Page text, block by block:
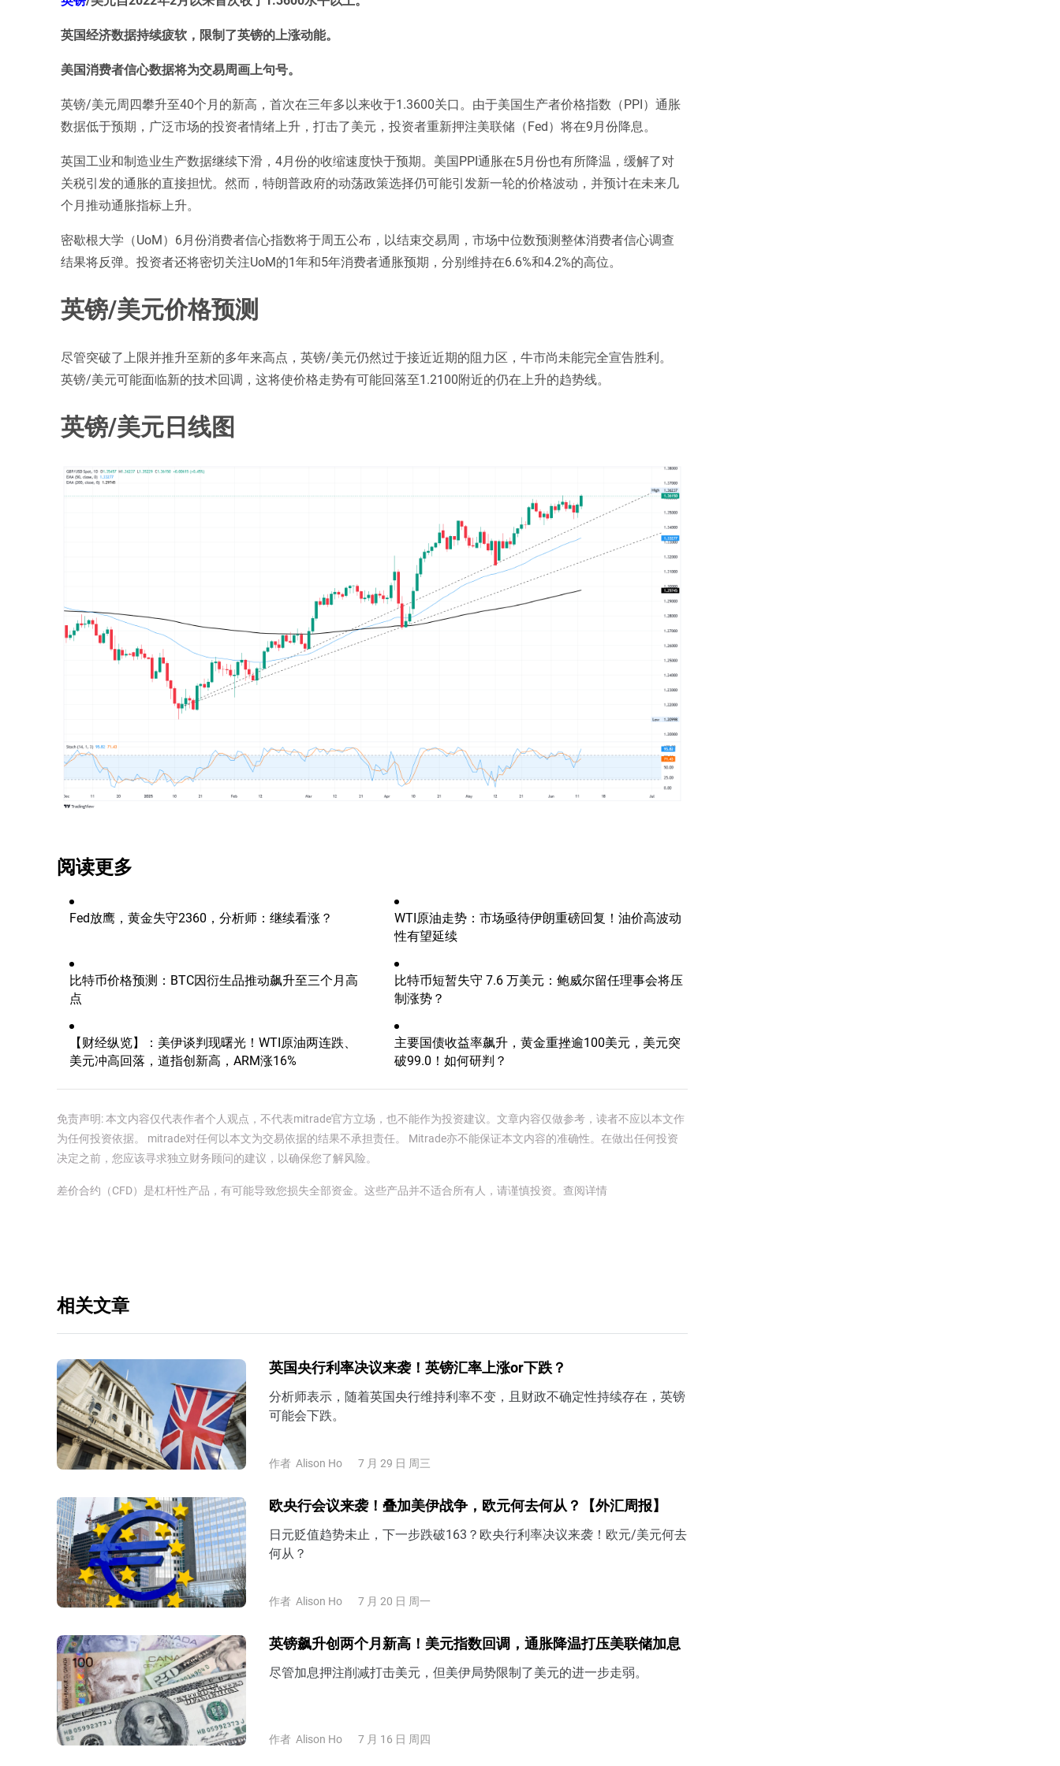
英国经济数据持续疲软，限制了英镑的上涨动能。
美国消费者信心数据将为交易周画上句号。
英镑/美元周四攀升至40个月的新高，首次在三年多以来收于1.3600关口。由于美国生产者价格指数（PPI）通胀
数据低于预期，广泛市场的投资者情绪上升，打击了美元，投资者重新押注美联储（Fed）将在9月份降息。
英国工业和制造业生产数据继续下滑，4月份的收缩速度快于预期。美国PPI通胀在5月份也有所降温，缓解了对
关税引发的通胀的直接担忧。然而，特朗普政府的动荡政策选择仍可能引发新一轮的价格波动，并预计在未来几
个月推动通胀指标上升。
密歇根大学（UoM）6月份消费者信心指数将于周五公布，以结束交易周，市场中位数预测整体消费者信心调查
结果将反弹。投资者还将密切关注UoM的1年和5年消费者通胀预期，分别维持在6.6%和4.2%的高位。
英镑/美元价格预测
尽管突破了上限并推升至新的多年来高点，英镑/美元仍然过于接近近期的阻力区，牛市尚未能完全宣告胜利。
英镑/美元可能面临新的技术回调，这将使价格走势有可能回落至1.2100附近的仍在上升的趋势线。
英镑/美元日线图
阅读更多
Fed放鹰，黄金失守2360，分析师：继续看涨？
WTI原油走势：市场亟待伊朗重磅回复！油价高波动
性有望延续
比特币价格预测：BTC因衍生品推动飙升至三个月高
点
比特币短暂失守 7.6 万美元：鲍威尔留任理事会将压
制涨势？
【财经纵览】：美伊谈判现曙光！WTI原油两连跌、
美元冲高回落，道指创新高，ARM涨16%
主要国债收益率飙升，黄金重挫逾100美元，美元突
破99.0！如何研判？
免责声明: 本文内容仅代表作者个人观点，不代表mitrade官方立场，也不能作为投资建议。文章内容仅做参考，读者不应以本文作
为任何投资依据。 mitrade对任何以本文为交易依据的结果不承担责任。 Mitrade亦不能保证本文内容的准确性。在做出任何投资
决定之前，您应该寻求独立财务顾问的建议，以确保您了解风险。
差价合约（CFD）是杠杆性产品，有可能导致您损失全部资金。这些产品并不适合所有人，请谨慎投资。 查阅详情
相关文章
英国央行利率决议来袭！英镑汇率上涨or下跌？
分析师表示，随着英国央行维持利率不变，且财政不确定性持续存在，英镑
可能会下跌。
作者 Alison Ho 7 月 29 日 周三
欧央行会议来袭！叠加美伊战争，欧元何去何从？【外汇周报】
日元贬值趋势未止，下一步跌破163？欧央行利率决议来袭！欧元/美元何去
何从？
作者 Alison Ho 7 月 20 日 周一
英镑飙升创两个月新高！美元指数回调，通胀降温打压美联储加息
尽管加息押注削减打击美元，但美伊局势限制了美元的进一步走弱。
作者 Alison Ho 7 月 16 日 周四